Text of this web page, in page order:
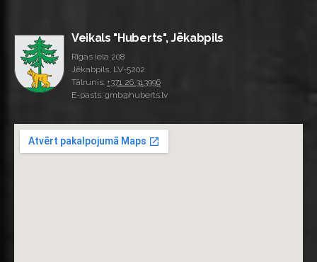
Veikals "Huberts", Jēkabpils
Rīgas iela 208
Jēkabpils, LV-5202
Tālrunis: +371 26 313996
E-pasts: gmb@huberts.lv